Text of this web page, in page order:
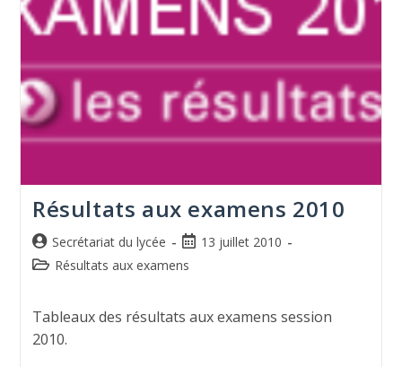
Résultats aux examens 2010
Secrétariat du lycée
13 juillet 2010
Résultats aux examens
Tableaux des résultats aux examens session
2010.